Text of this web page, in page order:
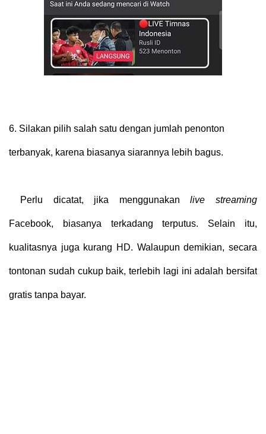
6. Silakan pilih salah satu dengan jumlah penonton
terbanyak, karena biasanya siarannya lebih bagus.
Perlu dicatat, jika menggunakan live streaming
Facebook, biasanya terkadang terputus. Selain itu,
kualitasnya juga kurang HD. Walaupun demikian, secara
tontonan sudah cukup baik, terlebih lagi ini adalah bersifat
gratis tanpa bayar.